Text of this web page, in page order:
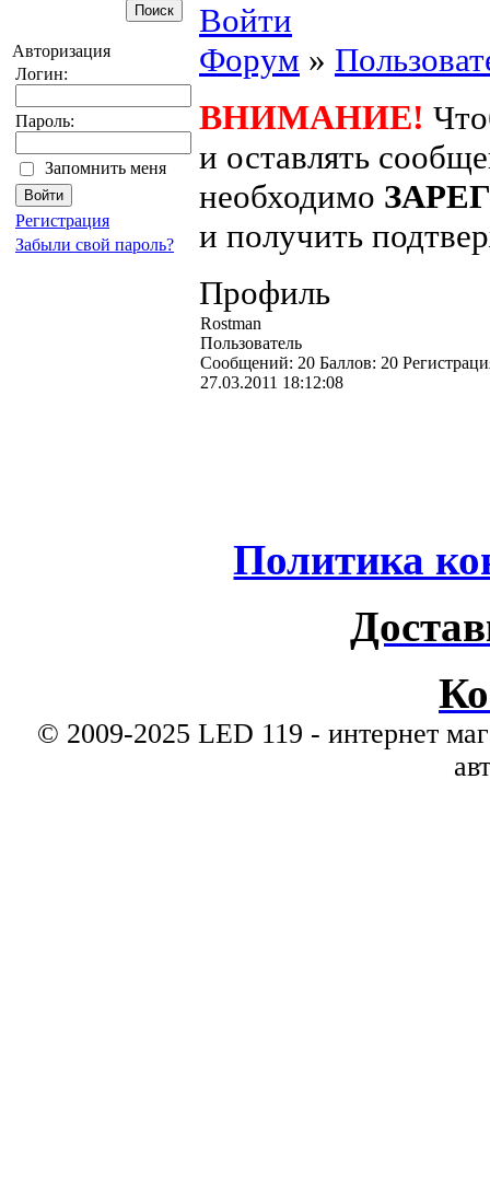
Авторизация
Логин:
Пароль:
Запомнить меня
Регистрация
Забыли свой пароль?
Войти
Форум »
ВНИМАНИЕ!
и оставлять
необходимо
и получить
Профиль
Rostman
Пользователь
Cообщений: 20 Баллов: 20
27.03.2011 18:12:08
Политика
© 2009-2025 LED 119 - интернет